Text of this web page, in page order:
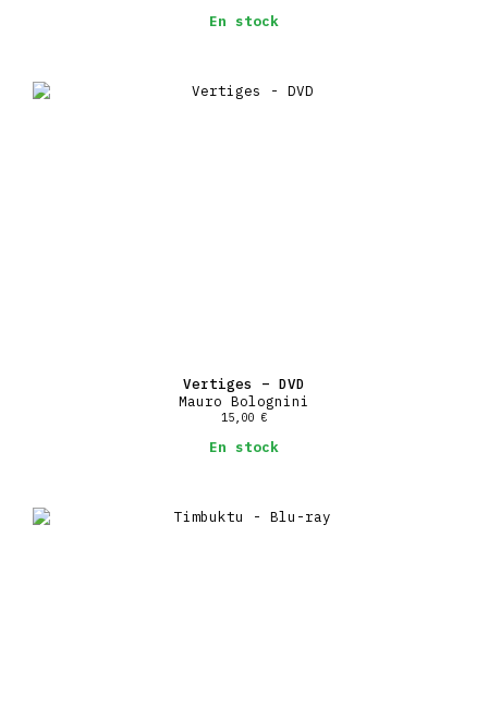
En stock
Vertiges – DVD
Mauro Bolognini
15,00 €
En stock